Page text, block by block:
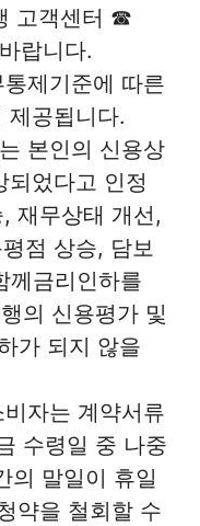
고객센터 ☎
랍니다.
제기준에 따른
제공됩니다.
본인의 신용상
되었다고 인정
재무상태 개선,
점 상승, 담보
께금리인하를
의 신용평가 및
가 되지 않을
자는 계약서류
수령일 중 나중
의 말일이 휴일
약을 철회할 수